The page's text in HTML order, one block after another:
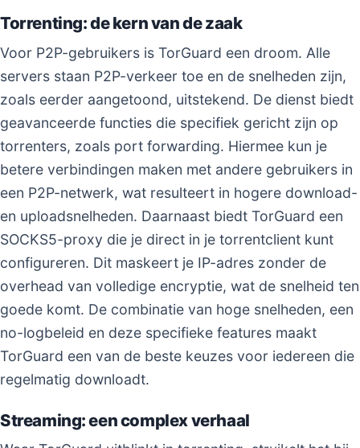
Torrenting: de kern van de zaak
Voor P2P-gebruikers is TorGuard een droom. Alle
servers staan P2P-verkeer toe en de snelheden zijn,
zoals eerder aangetoond, uitstekend. De dienst biedt
geavanceerde functies die specifiek gericht zijn op
torrenters, zoals port forwarding. Hiermee kun je
betere verbindingen maken met andere gebruikers in
een P2P-netwerk, wat resulteert in hogere download-
en uploadsnelheden. Daarnaast biedt TorGuard een
SOCKS5-proxy die je direct in je torrentclient kunt
configureren. Dit maskeert je IP-adres zonder de
overhead van volledige encryptie, wat de snelheid ten
goede komt. De combinatie van hoge snelheden, een
no-logbeleid en deze specifieke features maakt
TorGuard een van de beste keuzes voor iedereen die
regelmatig downloadt.
Streaming: een complex verhaal